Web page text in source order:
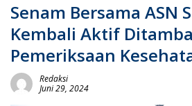
Senam Bersama ASN
Kembali Aktif
Pemeriksaan
Redaksi
Juni 29, 2024